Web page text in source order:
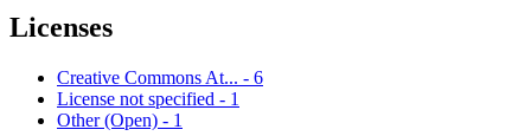
Licenses
Creative Commons At... - 6
License not specified - 1
Other (Open) - 1